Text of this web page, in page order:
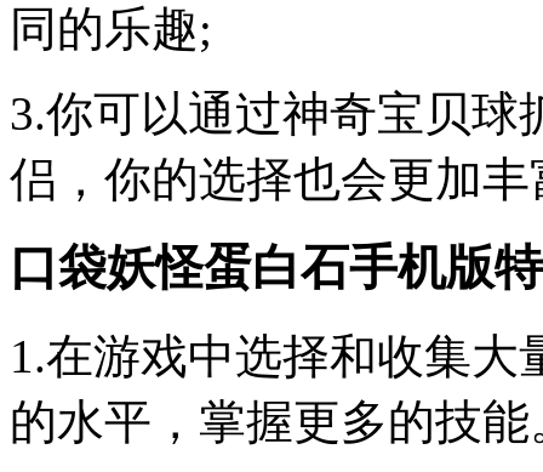
同的乐趣;
3.你可以通过神奇宝贝
侣，你的选择也会更加丰
口袋妖怪蛋白石手机版
1.在游戏中选择和收集
的水平，掌握更多的技能